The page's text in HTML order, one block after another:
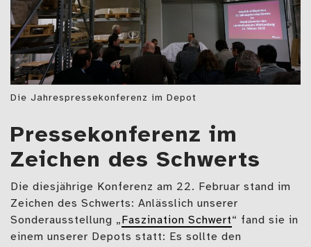
Die Jahrespressekonferenz im Depot
Pressekonferenz im
Zeichen des Schwerts
Die diesjährige Konferenz am 22. Februar stand im
Zeichen des Schwerts: Anlässlich unserer
Sonderausstellung „ Faszination Schwert“ fand sie in
einem unserer Depots statt: Es sollte den